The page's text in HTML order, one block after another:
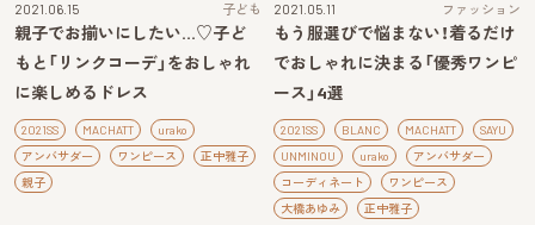
2021.06.15 子ども
親子でお揃いにしたい…♡子ど
もと「リンクコーデ」をおしゃれ
に楽しめるドレス
2021SS MACHATT
urako
アンバサダー
ワンピース
正中雅子
親子
2021.05.11 ファッション
もう服選びで悩まない！着るだけ
でおしゃれに決まる「優秀ワンピ
ース」4選
2021SS BLANC MACHATT
SAYU
UNMINOU
urako
アンバサダー
コーディネート
ワンピース
大橋あゆみ
正中雅子